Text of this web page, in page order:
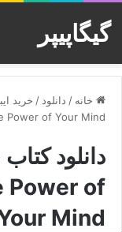
گیگاپیپر
خانه / دانلود / خرید
Power of Your Mind
Power of
Mind